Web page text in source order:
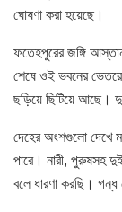
ঘোষণা করা হয়েছে।
ফতেহপুরের জঙ্গি
শেষে ওই ভবনের ভেতরে
ছড়িয়ে ছিটিয়ে আছে।
দেহের অংশগুলো দেখে
পারে। নারী, পুরুষসহ
বলে ধারণা করছি। গন্ধ